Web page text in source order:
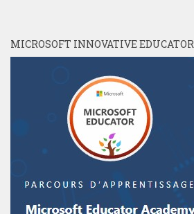
MICROSOFT INNOVATIVE EDUCATOR